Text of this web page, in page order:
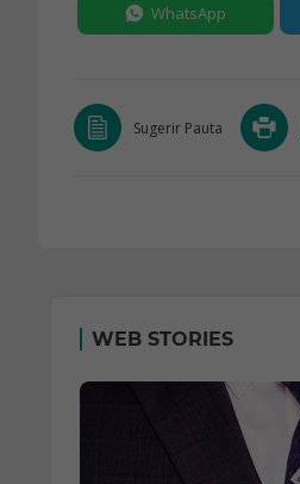
WhatsApp
Sugerir Pauta
WEB STORIES